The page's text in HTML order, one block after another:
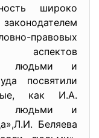
широко
правовых
аспектов
людьми и
посвятили
как И.А.
людьми и
Беляева